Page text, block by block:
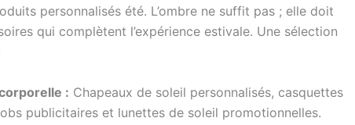
personnalisés été. L’ombre ne suffit pas ; elle doit
qui complètent l’expérience estivale. Une sélection
: Chapeaux de soleil personnalisés, casquettes
publicitaires et lunettes de soleil promotionnelles.